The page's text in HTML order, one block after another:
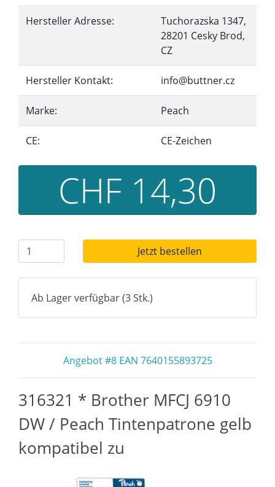
Hersteller Adresse:
Tuchorazska 1347,
28201 Cesky Brod,
CZ
Hersteller Kontakt: info@buttner.cz
Marke: Peach
CE: CE-Zeichen
CHF 14,30
Jetzt bestellen
Ab Lager verfügbar (3 Stk.)
Angebot #8 EAN 7640155893725
316321 * Brother MFCJ 6910
DW / Peach Tintenpatrone gelb
kompatibel zu